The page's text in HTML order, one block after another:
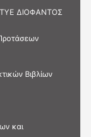
ΔΙΟΦΑΝΤΟΣ
Βιβλίων
και